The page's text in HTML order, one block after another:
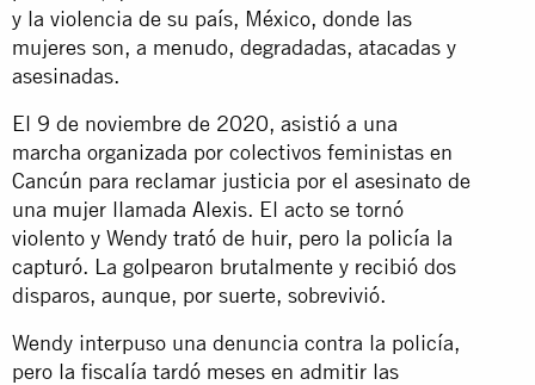
y la violencia de su país, México, donde las
mujeres son, a menudo, degradadas, atacadas y
asesinadas.
El 9 de noviembre de 2020, asistió a una
marcha organizada por colectivos feministas en
Cancún para reclamar justicia por el asesinato de
una mujer llamada Alexis. El acto se tornó
violento y Wendy trató de huir, pero la policía la
capturó. La golpearon brutalmente y recibió dos
disparos, aunque, por suerte, sobrevivió.
Wendy interpuso una denuncia contra la policía,
pero la fiscalía tardó meses en admitir las